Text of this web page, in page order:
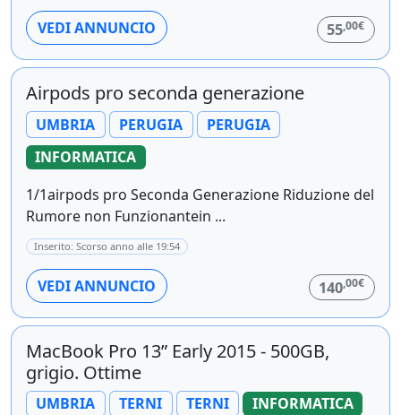
VEDI ANNUNCIO 55,00€
Airpods pro seconda generazione
UMBRIA PERUGIA
PERUGIA
INFORMATICA
1/1airpods pro Seconda Generazione Riduzione del
Rumore non Funzionantein ...
Inserito: Scorso anno alle 19:54
VEDI ANNUNCIO 140,00€
MacBook Pro 13” Early 2015 - 500GB,
grigio. Ottime
UMBRIA TERNI TERNI
INFORMATICA